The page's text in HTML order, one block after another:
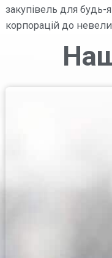
закупівель для будь-
корпорацій до